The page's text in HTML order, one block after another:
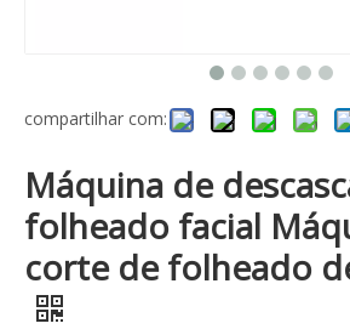
compartilhar com:
Máquina de
folheado facial
corte de folheado